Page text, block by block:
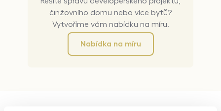
činžovního domu nebo více bytů?
Vytvoříme vám nabídku na míru.
Nabídka na míru